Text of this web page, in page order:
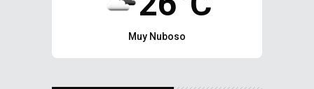
Muy Nuboso